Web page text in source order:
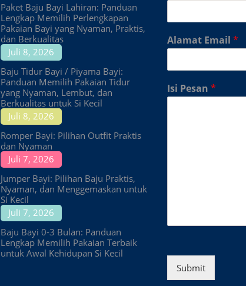
Paket Baju Bayi Lahiran: Panduan
Lengkap Memilih Perlengkapan
Pakaian Bayi yang Nyaman, Praktis,
dan Berkualitas
Juli 8, 2026
Baju Tidur Bayi / Piyama Bayi:
Panduan Memilih Pakaian Tidur
yang Nyaman, Lembut, dan
Berkualitas untuk Si Kecil
Juli 8, 2026
Romper Bayi: Pilihan Outfit Praktis
dan Nyaman
Juli 7, 2026
Jumper Bayi: Pilihan Baju Praktis,
Nyaman, dan Menggemaskan untuk
Si Kecil
Juli 7, 2026
Baju Bayi 0-3 Bulan: Panduan
Lengkap Memilih Pakaian Terbaik
untuk Awal Kehidupan Si Kecil
Alamat Email *
Isi Pesan *
Submit